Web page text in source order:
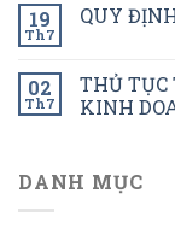
19
Th7
QUY
02
Th7
THỦ TỤC
KINH
DANH MỤC